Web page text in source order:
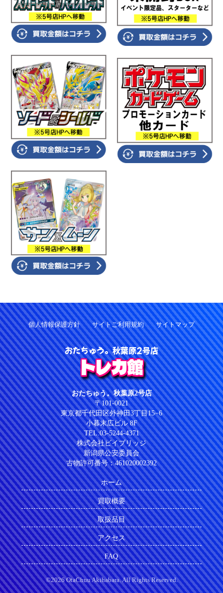
個人情報保護方針 サイトご利用規約 サイトマップ
おたちゅう。秋葉原2号店
トレカ館
おたちゅう。秋葉原2号店
〒101-0021
東京都千代田区外神田3丁目15−6
小暮末広ビル 8F
TEL:03-5244-4371
株式会社ビイブリッジ
新潟県公安委員会
古物許可番号：461020002392
ホーム
買取概要
取扱品目
アクセス
FAQ
©2026 OtaChuu Akihabara. All Rights Reserved.